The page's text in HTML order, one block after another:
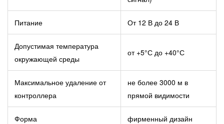
Питание От 12 В до 24 В
Допустимая температура
окружающей среды
от +5°С до +40°С
Максимальное удаление от
контроллера
не более 3000 м в
прямой видимости
Форма фирменный дизайн